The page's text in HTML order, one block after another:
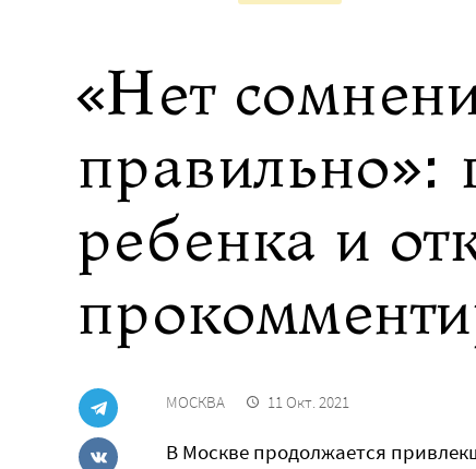
«Нет
правильно»:
ребенка и
МОСКВА 11 Окт. 2021
В Москве продолжается